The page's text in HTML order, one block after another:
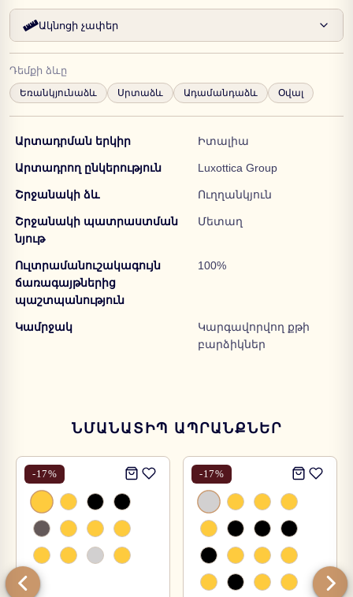
Ակնոցի չափեր
Դեմքի ձևը
Եռանկյունաձև Սրտաձև Ադամանդաձև Օվալ
Արտադրման երկիր Իտալիա
Արտադրող ընկերություն Luxottica Group
Շրջանակի ձև Ուղղանկյուն
Շրջանակի պատրաստման
նյութ
Մետաղ
Ուլտրամանուշակագույն
ճառագայթներից
պաշտպանություն
100%
Կամրջակ
Կարգավորվող քթի
բարձիկներ
ՆՄԱՆԱՏԻՊ ԱՊՐԱՆՔՆԵՐ
-17% -17%